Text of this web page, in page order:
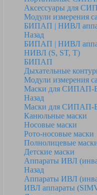
Аксессуары для
Модули измерения
БИПАП | НИВЛ
Назад
БИПАП | НИВЛ
НИВЛ (S, ST, T)
БИПАП
Дыхательные
Модули измерения
Маски для
Назад
Маски для
Канюльные маски
Носовые маски
Рото-носовые маски
Полнолицевые
Детские маски
Аппараты ИВЛ
Назад
Аппараты ИВЛ
ИВЛ аппараты